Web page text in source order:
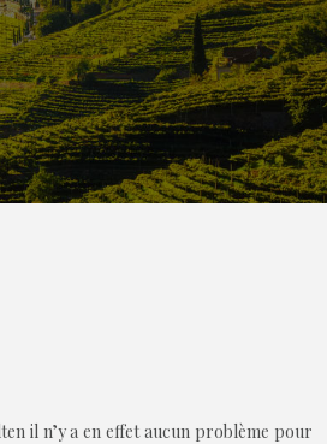
il n’y a en effet aucun problème pour